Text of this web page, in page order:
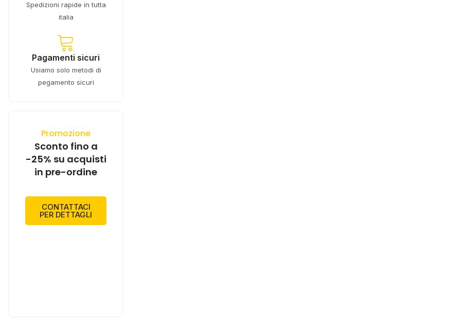
Spedizioni rapide in tutta
italia
Pagamenti sicuri
Usiamo solo metodi di
pegamento sicuri
Promozione
Sconto fino a
-25% su acquisti
in pre-ordine
CONTATTACI
PER DETTAGLI